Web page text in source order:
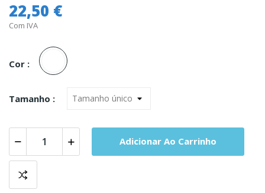
22,50 €
Com IVA
Cor :
Unica
Tamanho :
Adicionar Ao Carrinho